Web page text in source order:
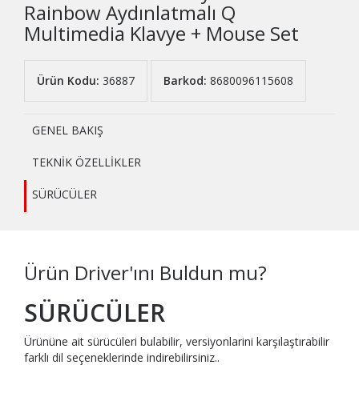
Rainbow Aydınlatmalı Q
Multimedia Klavye + Mouse Set
Ürün Kodu: 36887 Barkod: 8680096115608
GENEL BAKIŞ
TEKNİK ÖZELLİKLER
SÜRÜCÜLER
Ürün Driver'ını Buldun mu?
SÜRÜCÜLER
Ürününe ait sürücüleri bulabilir, versiyonlarini karşılaştırabilir
farklı dil seçeneklerinde indirebilirsiniz..